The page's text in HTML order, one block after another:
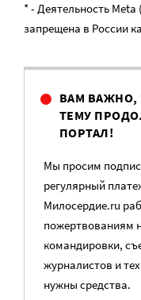
* - Деятельность
запрещена в России
ВАМ ВАЖНО,
ТЕМУ
ПОРТАЛ!
Мы просим
регулярный
Милосердие.ru
пожертвованиям
командировки,
журналистов и
нужны средства.